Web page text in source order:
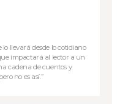
llevará desde lo cotidiano
impactará al lector a un
cadena de cuentos y
no es así.”